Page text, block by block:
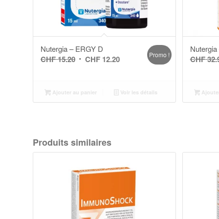
Nutergia – ERGY D
CHF15.20 Le
était :
CHF 15.20.
CHF 12.20Le
est :
CHF 12.20.
Promo !
Ajouter au panier Voir les détails
CHF
Produits similaires